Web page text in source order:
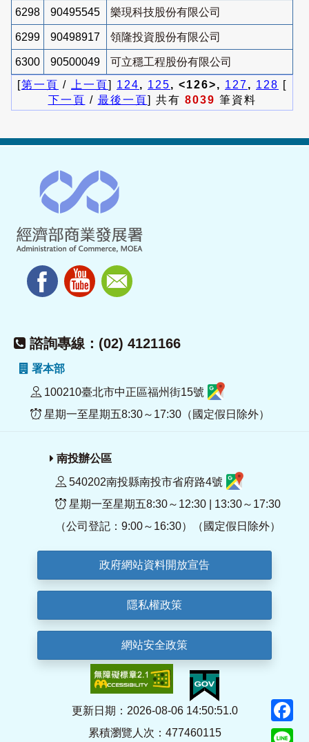
6298 90495545 樂現科技股份有限公司
6299 90498917 領隆投資股份有限公司
6300 90500049
可立穩工程股份有限公司
[第一頁 / 上一頁] 124, 125, <126>, 127, 128 [
下一頁 / 最後一頁] 共有 8039 筆資料
諮詢專線：(02) 4121166
署本部
100210臺北市中正區福州街15號
星期一至星期五8:30～17:30（國定假日除外）
南投辦公區
540202南投縣南投市省府路4號
星期一至星期五8:30～12:30 | 13:30～17:30
（公司登記：9:00～16:30）（國定假日除外）
政府網站資料開放宣告
隱私權政策
網站安全政策
更新日期：2026-08-06 14:50:51.0
累積瀏覽人次：477460115